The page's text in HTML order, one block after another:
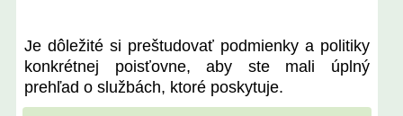
Je dôležité si preštudovať podmienky a politiky
konkrétnej poisťovne, aby ste mali úplný
prehľad o službách, ktoré poskytuje.